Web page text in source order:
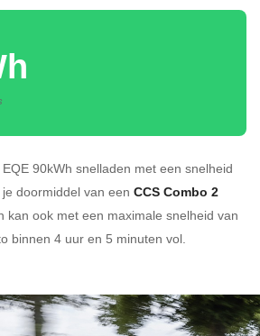
90kWh snelladen met een snelheid
doormiddel van een CCS Combo 2
kan ook met een maximale snelheid van
binnen 4 uur en 5 minuten vol.